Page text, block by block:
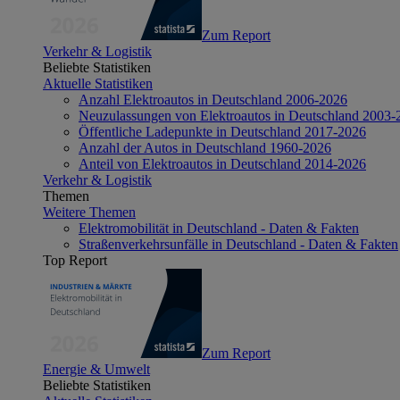
Zum Report
Verkehr & Logistik
Beliebte Statistiken
Aktuelle Statistiken
Anzahl Elektroautos in Deutschland 2006-2026
Neuzulassungen von Elektroautos in Deutschland 2003-
Öffentliche Ladepunkte in Deutschland 2017-2026
Anzahl der Autos in Deutschland 1960-2026
Anteil von Elektroautos in Deutschland 2014-2026
Verkehr & Logistik
Themen
Weitere Themen
Elektromobilität in Deutschland - Daten & Fakten
Straßenverkehrsunfälle in Deutschland - Daten & Fakten
Top Report
Zum Report
Energie & Umwelt
Beliebte Statistiken